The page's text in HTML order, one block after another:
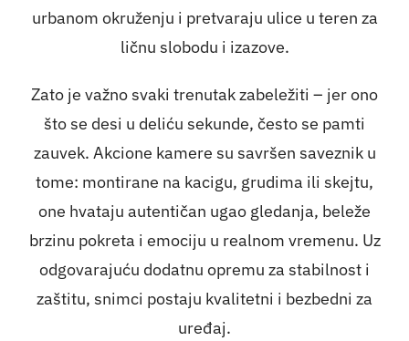
urbanom okruženju i pretvaraju ulice u teren za
ličnu slobodu i izazove.
Zato je važno svaki trenutak zabeležiti – jer ono
što se desi u deliću sekunde, često se pamti
zauvek. Akcione kamere su savršen saveznik u
tome: montirane na kacigu, grudima ili skejtu,
one hvataju autentičan ugao gledanja, beleže
brzinu pokreta i emociju u realnom vremenu. Uz
odgovarajuću dodatnu opremu za stabilnost i
zaštitu, snimci postaju kvalitetni i bezbedni za
uređaj.